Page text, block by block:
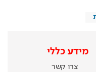
מידע כללי
צרו קשר